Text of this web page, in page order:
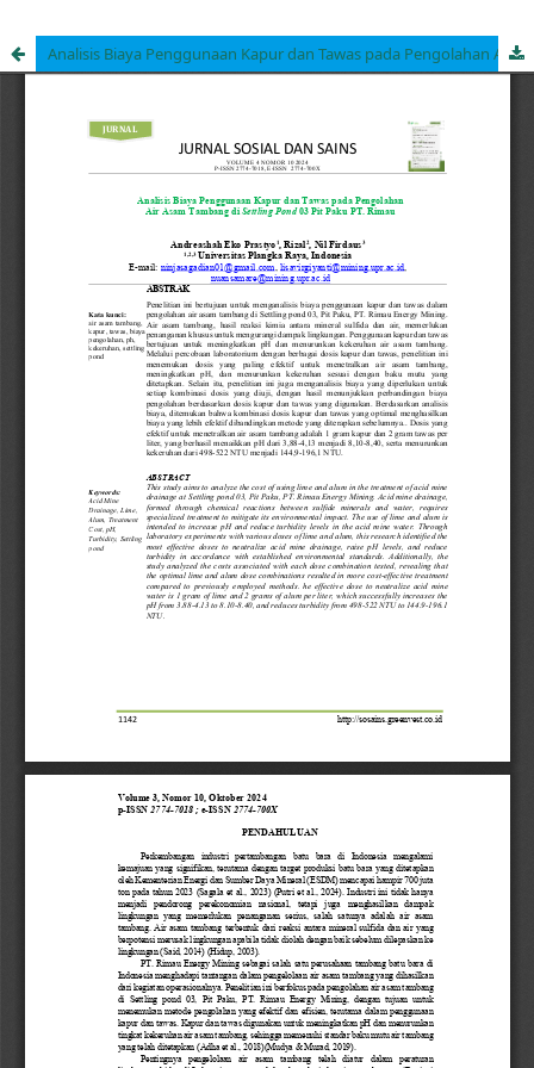
Analisis Biaya Penggunaan Kapur dan Tawas pada Pengolahan Air Asam Tambang di Settling Pond 03 Pit Paku PT. Rimau